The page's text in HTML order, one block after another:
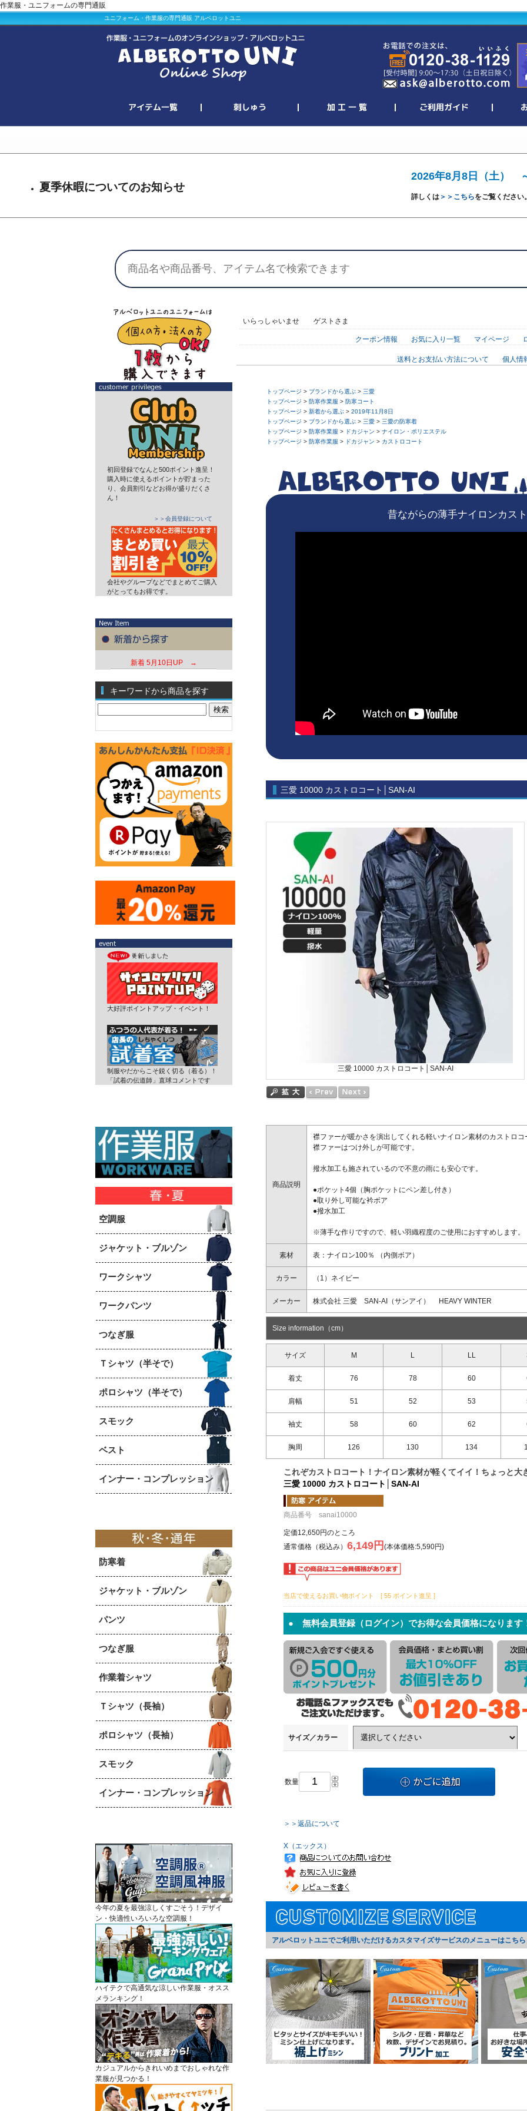
作業服・ユニフォームの専門通販
ユニフォーム・作業服の専門通販 アルベロットユニ
夏季休暇についてのお知らせ
2026年8月8日（土）
詳しくは＞＞こちらをご覧ください
初回登録でなんと500ポイント進呈！
購入時に使えるポイントが貯まった
り、会員割引などお得が盛りだくさ
ん！
＞＞会員登録について
会社やグループなどでまとめてご購入
がとってもお得です。
新着 5月10日UP →
キーワードから商品を探す
大好評ポイントアップ・イベント！
制服やだからこそ鋭く切る（着る）！
「試着の伝道師」直球コメントです
空調服
ジャケット・ブルゾン
ワークシャツ
ワークパンツ
つなぎ服
Ｔシャツ（半そで）
ポロシャツ（半そで）
スモック
ベスト
インナー・コンプレッション
防寒着
ジャケット・ブルゾン
パンツ
つなぎ服
作業着シャツ
Ｔシャツ（長袖）
ポロシャツ（長袖）
スモック
インナー・コンプレッション
今年の夏を最強涼しくすごそう！デザイ
ン・快適性いろいろな空調服！
ハイテクで高通気な涼しい作業服・オスス
メランキング！
カジュアルからきれいめまでおしゃれな作
業服が見つかる！
いらっしゃいませ ゲストさま
クーポン情報 お気に入り一覧 マイページ
送料とお支払い方法について 個人情
トップページ > ブランドから選ぶ > 三愛
トップページ > 防寒作業服 > 防寒コート
トップページ > 新着から選ぶ > 2019年11月8日
トップページ > ブランドから選ぶ > 三愛 > 三愛の防寒着
トップページ > 防寒作業服 > ドカジャン > ナイロン・ポリエステル
トップページ > 防寒作業服 > ドカジャン > カストロコート
昔ながらの薄手ナイロンカス
三愛 10000 カストロコート│SAN-AI
三愛 10000 カストロコート│SAN-AI
商品説明
襟ファーが暖かさを演出してくれる軽いナイロン素材のカストロコ
襟ファーはつけ外しが可能です。
撥水加工も施されているので不意の雨にも安心です。
●ポケット4個（胸ポケットにペン差し付き）
●取り外し可能な衿ボア
●撥水加工
※薄手な作りですので、軽い羽織程度のご使用におすすめします。
素材 表：ナイロン100％ （内側ボア）
カラー （1）ネイビー
メーカー 株式会社 三愛 SAN-AI（サンアイ） HEAVY WINTER
Size information（cm）
サイズ M L LL
着丈 76 78 60
肩幅 51 52 53
袖丈 58 60 62
胸周 126 130 134
これぞカストロコート！ナイロン素材が軽くてイイ！ちょっと大
三愛 10000 カストロコート│SAN-AI
商品番号 sanai10000
定価12,650円のところ
通常価格（税込み） 6,149円 (本体価格:5,590円)
当店で使えるお買い物ポイント [ 55 ポイント進呈 ]
● 無料会員登録（ログイン）でお得な会員価格になりま
サイズ／カラー
数量
＞＞返品について
X（エックス）
アルベロットユニでご利用いただけるカスタマイズサービスのメニューはこちら